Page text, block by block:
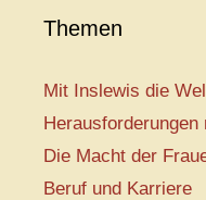
Themen
Mit Inslewis die
Herausforderungen
Die Macht der
Beruf und Karriere